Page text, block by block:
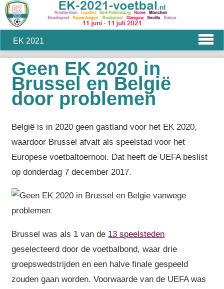
EK 2021
Geen EK 2020 in
Brussel en België
door problemen
België is in 2020 geen gastland voor het EK 2020,
waardoor Brussel afvalt als speelstad voor het
Europese voetbaltoernooi. Dat heeft de UEFA beslist
op donderdag 7 december 2017.
Brussel was als 1 van de 13 speelsteden
geselecteerd door de voetbalbond, waar drie
groepswedstrijden en een halve finale gespeeld
zouden gaan worden. Voorwaarde van de UEFA was